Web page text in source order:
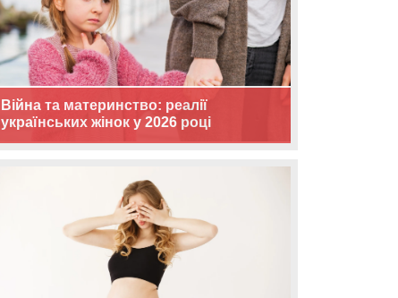
Війна та материнство: реалії
українських жінок у 2026 році